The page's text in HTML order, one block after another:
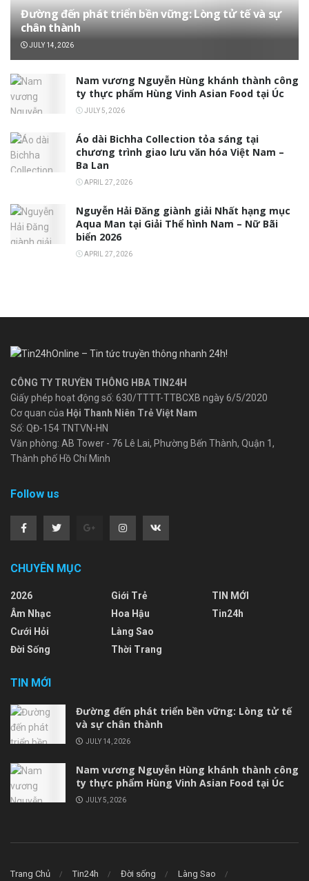
Đường đến phát triển bền vững: Lòng tử tế và sự
chân thành
JULY 14, 2026
Nam vương Nguyễn Hùng khánh thành công
ty thực phẩm Hùng Vinh Asian Food tại Úc
JULY 5, 2026
Áo dài Bichha Collection tỏa sáng tại
chương trình giao lưu văn hóa Việt Nam –
Ba Lan
APRIL 27, 2026
Nguyễn Hải Đăng giành giải Nhất hạng mục
Aqua Man tại Giải Thể hình Nam – Nữ Bãi
biển 2026
APRIL 27, 2026
CÔNG TY TRUYỀN THÔNG HBA TIN24H
Giấy phép hoạt động số: 630/TTTT-TTBCXB ngày 6/5/2020
Cơ quan của Hội Thanh Niên Trẻ Việt Nam
Số: QĐ-154 TNTVN-HN
Văn phòng: AB Tower - 76 Lê Lai, Phường Bến Thành, Quận 1,
Thành phố Hồ Chí Minh
Follow us
CHUYÊN MỤC
2026
Âm Nhạc
Cưới Hỏi
Đời Sống
Giới Trẻ
Hoa Hậu
Làng Sao
Thời Trang
TIN MỚI
Tin24h
TIN MỚI
Đường đến phát triển bền vững: Lòng tử tế
và sự chân thành
JULY 14, 2026
Nam vương Nguyễn Hùng khánh thành công
ty thực phẩm Hùng Vinh Asian Food tại Úc
JULY 5, 2026
Trang Chủ Tin24h Đời sống Làng Sao